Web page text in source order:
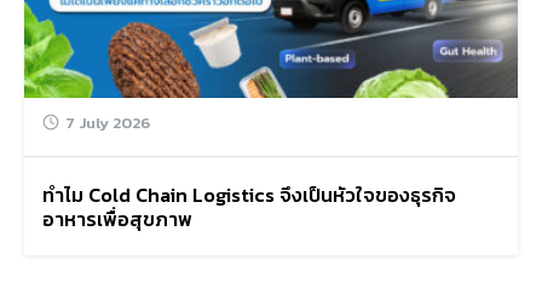
7 July 2026
ทำไม Cold Chain Logistics จึงเป็นหัวใจของธุรกิจ
อาหารเพื่อสุขภาพ